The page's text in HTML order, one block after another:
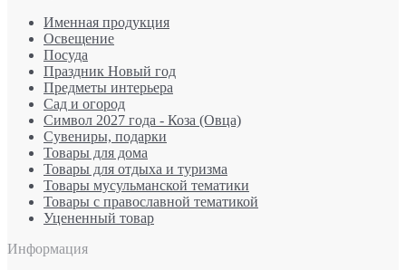
Именная продукция
Освещение
Посуда
Праздник Новый год
Предметы интерьера
Сад и огород
Символ 2027 года - Коза (Овца)
Сувениры, подарки
Товары для дома
Товары для отдыха и туризма
Товары мусульманской тематики
Товары с православной тематикой
Уцененный товар
Информация